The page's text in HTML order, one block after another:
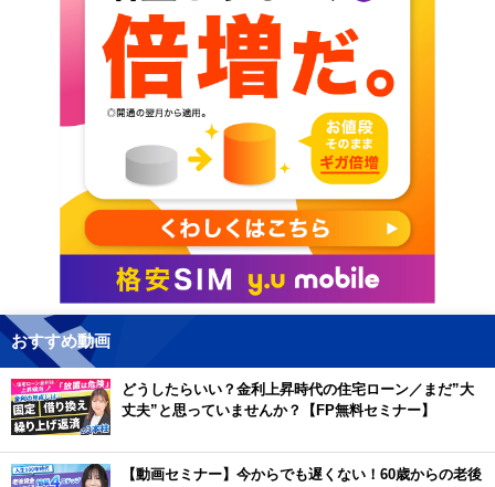
おすすめ動画
どうしたらいい？金利上昇時代の住宅ローン／まだ”大
丈夫”と思っていませんか？【FP無料セミナー】
【動画セミナー】今からでも遅くない！60歳からの老後